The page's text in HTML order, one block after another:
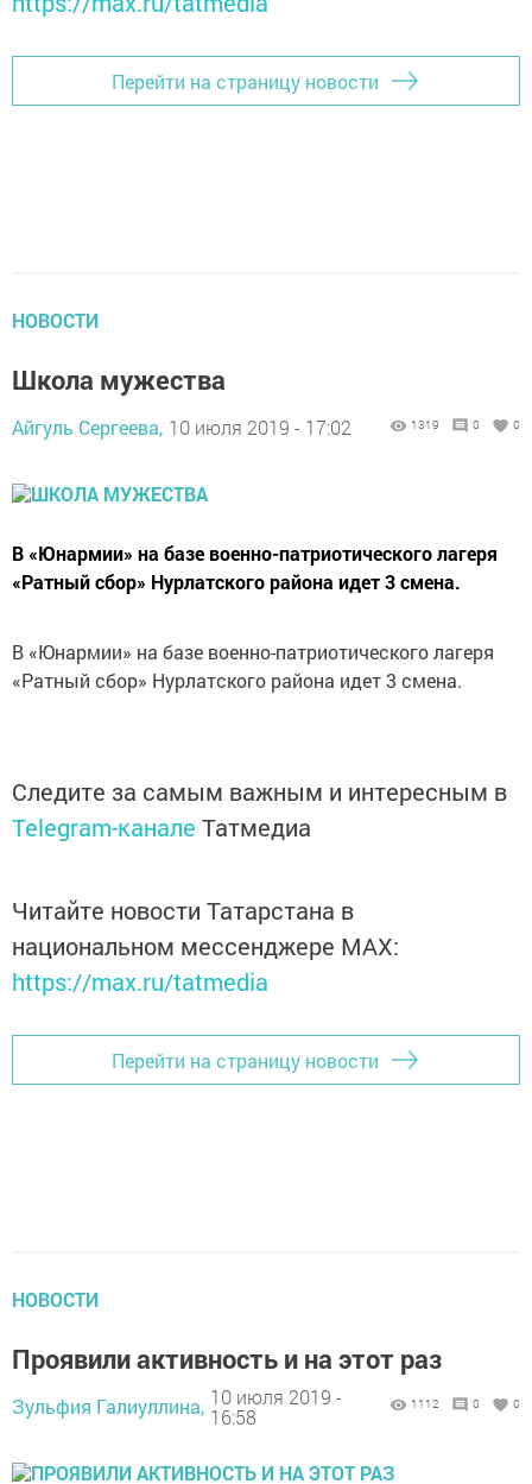
Перейти на страницу новости
НОВОСТИ
Школа мужества
Айгуль Сергеева, 10 июля 2019 - 17:02 1319 0 0
В «Юнармии» на базе военно-патриотического лагеря
«Ратный сбор» Нурлатского района идет 3 смена.
В «Юнармии» на базе военно-патриотического лагеря
«Ратный сбор» Нурлатского района идет 3 смена.
Следите за самым важным и интересным в
Telegram-канале Татмедиа
Читайте новости Татарстана в
национальном мессенджере MАХ:
https://max.ru/tatmedia
Перейти на страницу новости
НОВОСТИ
Проявили активность и на этот раз
Зульфия Галиуллина, 10 июля 2019 -
16:58
1112 0 0